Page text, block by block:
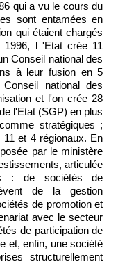
qui a vu le cours du
sont entamées en
qui étaient chargés
1996, l 'Etat crée 11
Conseil national des
à leur fusion en 5
national des
et l'on crée 28
l'Etat (SGP) en plus
stratégiques ;
et 4 régionaux. En
par le ministère
articulée
: de sociétés de
de la gestion
de promotion et
avec le secteur
de participation de
et, enfin, une société
structurellement